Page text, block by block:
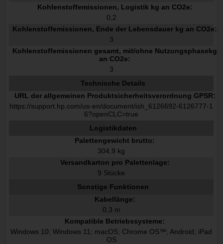
Kohlenstoffemissionen, Logistik kg an CO2e:
0,2
Kohlenstoffemissionen, Ende der Lebensdauer kg an CO2e:
3
Kohlenstoffemissionen gesamt, mit/ohne Nutzungsphasekg
an CO2e:
3
Technische Details
URL der allgemeinen Produktsicherheitsverordnung GPSR:
https://support.hp.com/us-en/document/ish_6126692-6126777-1
6?openCLC=true
Logistikdaten
Palettengewicht brutto:
304,9 kg
Versandkarton pro Palettenlage:
9 Stücke
Sonstige Funktionen
Kabellänge:
0,3 m
Kompatible Betriebssysteme:
Windows 10; Windows 11; macOS; Chrome OS™; Android; iPad
OS